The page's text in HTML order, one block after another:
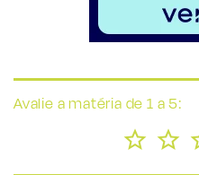
Avalie a matéria de 1 a 5: